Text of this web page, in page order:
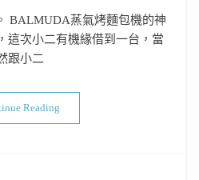
BALMUDA蒸氣烤麵包機的神
這次小二有機緣借到一台，當
跟小二
Reading